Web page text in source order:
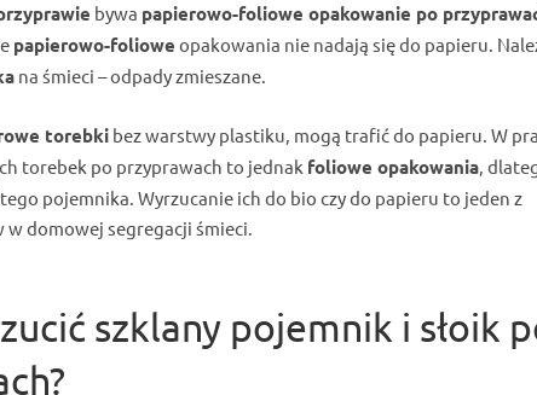
bywa papierowo-foliowe opakowanie po
papierowo-foliowe opakowania nie nadają się do papieru.
na śmieci – odpady zmieszane.
torebki bez warstwy plastiku, mogą trafić do papieru. W
torebek po przyprawach to jednak foliowe opakowania ,
pojemnika. Wyrzucanie ich do bio czy do papieru to jeden z
w domowej segregacji śmieci.
szklany pojemnik i słoik